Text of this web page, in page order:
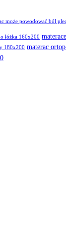
może powodować ból
łóżka 160x200 materace
180x200 materac